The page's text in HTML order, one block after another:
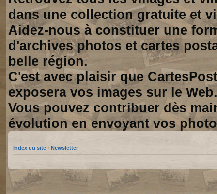
dans une collection gratuite et
Aidez-nous à constituer une
d'archives photos et cartes
belle région.
C'est avec plaisir que
exposera vos images sur le Web.
Vous pouvez contribuer dès
évolution en envoyant vos
Index du site ‹ Newsletter